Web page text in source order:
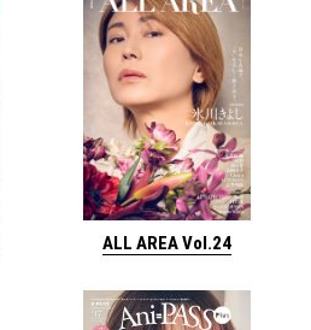
ALL AREA Vol.24